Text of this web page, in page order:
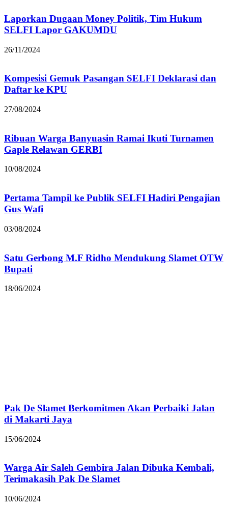
Laporkan Dugaan Money Politik, Tim Hukum
SELFI Lapor GAKUMDU
26/11/2024
Kompesisi Gemuk Pasangan SELFI Deklarasi dan
Daftar ke KPU
27/08/2024
Ribuan Warga Banyuasin Ramai Ikuti Turnamen
Gaple Relawan GERBI
10/08/2024
Pertama Tampil ke Publik SELFI Hadiri Pengajian
Gus Wafi
03/08/2024
Satu Gerbong M.F Ridho Mendukung Slamet OTW
Bupati
18/06/2024
Pak De Slamet Berkomitmen Akan Perbaiki Jalan
di Makarti Jaya
15/06/2024
Warga Air Saleh Gembira Jalan Dibuka Kembali,
Terimakasih Pak De Slamet
10/06/2024